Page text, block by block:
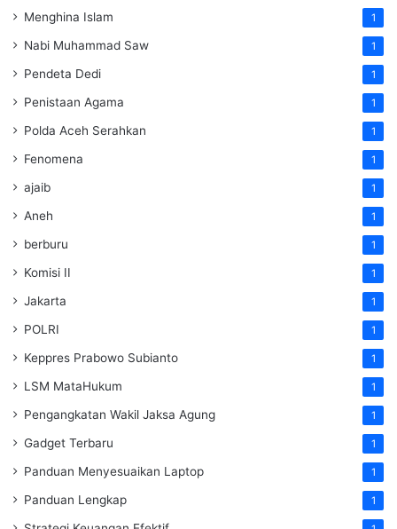
Menghina Islam 1
Nabi Muhammad Saw 1
Pendeta Dedi 1
Penistaan Agama 1
Polda Aceh Serahkan 1
Fenomena 1
ajaib 1
Aneh 1
berburu 1
Komisi II 1
Jakarta 1
POLRI 1
Keppres Prabowo Subianto 1
LSM MataHukum 1
Pengangkatan Wakil Jaksa Agung 1
Gadget Terbaru 1
Panduan Menyesuaikan Laptop 1
Panduan Lengkap 1